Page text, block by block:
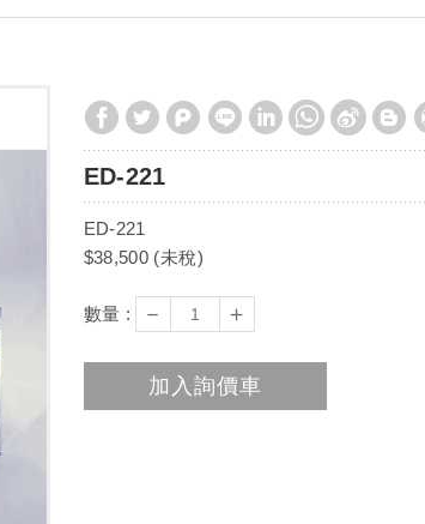
ED-221
ED-221
$38,500 (未稅)
數量 : － ＋
加入詢價車